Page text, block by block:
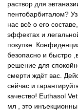
раствор для
пентобарбиталом?
нас всё о его составе,
эффектах и
покупке.
безопасно и быстро
решение для
смерти ждёт вас.
сейчас и
качество! Euthasol
мл , это